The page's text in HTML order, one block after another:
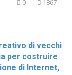
0 1867
di vecchi
per costruire
di Internet,